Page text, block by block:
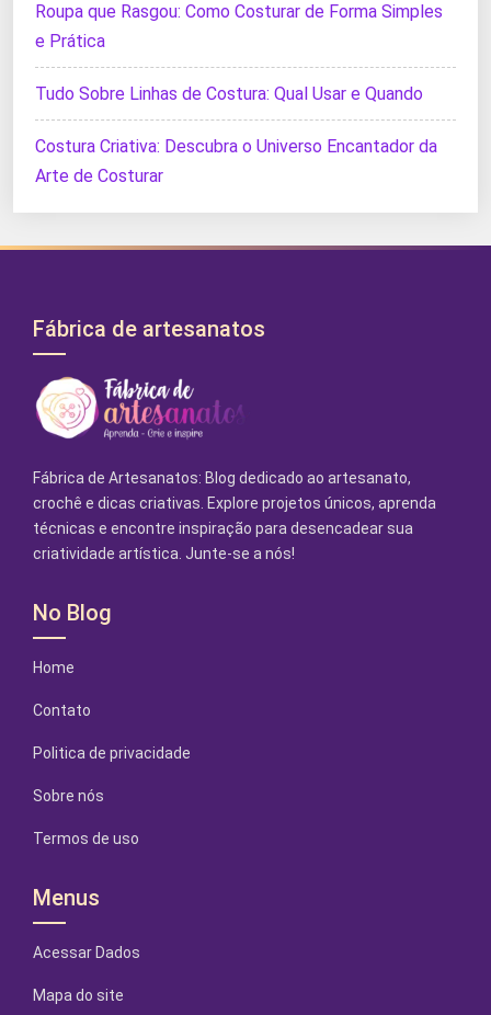
Roupa que Rasgou: Como Costurar de Forma Simples
e Prática
Tudo Sobre Linhas de Costura: Qual Usar e Quando
Costura Criativa: Descubra o Universo Encantador da
Arte de Costurar
Fábrica de artesanatos
Fábrica de Artesanatos: Blog dedicado ao artesanato,
crochê e dicas criativas. Explore projetos únicos, aprenda
técnicas e encontre inspiração para desencadear sua
criatividade artística. Junte-se a nós!
No Blog
Home
Contato
Politica de privacidade
Sobre nós
Termos de uso
Menus
Acessar Dados
Mapa do site